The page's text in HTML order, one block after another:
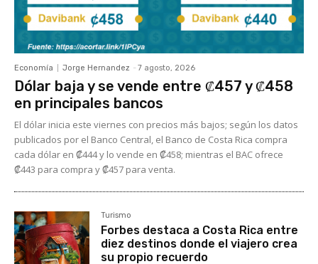
Economía Jorge Hernandez - 7 agosto, 2026
Dólar baja y se vende entre ₡457 y ₡458
en principales bancos
El dólar inicia este viernes con precios más bajos; según los datos
publicados por el Banco Central, el Banco de Costa Rica compra
cada dólar en ₡444 y lo vende en ₡458; mientras el BAC ofrece
₡443 para compra y ₡457 para venta.
Turismo
Forbes destaca a Costa Rica entre
diez destinos donde el viajero crea
su propio recuerdo